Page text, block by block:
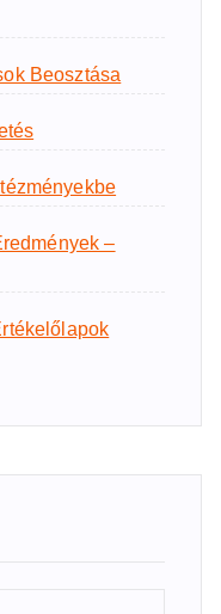
Beosztása
–